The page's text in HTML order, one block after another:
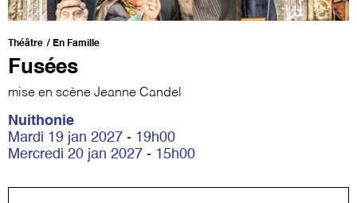
Théâtre En Famille
Fusées
mise en scène Jeanne Candel
Nuithonie
Mardi 19 jan 2027 - 19h00
Mercredi 20 jan 2027 - 15h00